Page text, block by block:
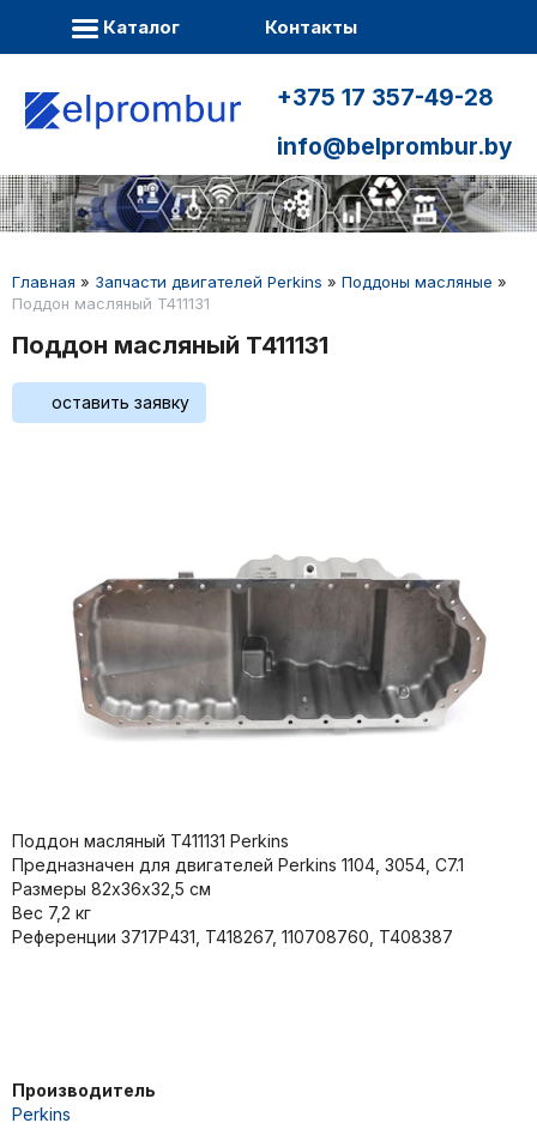
Каталог Контакты
+375 17 357-49-28
info@belprombur.by
Главная » Запчасти двигателей Perkins » Поддоны масляные »
Поддон масляный T411131
Поддон масляный T411131
оставить заявку
Поддон масляный T411131 Perkins
Предназначен для двигателей Perkins 1104, 3054, C7.1
Размеры 82x36х32,5 см
Вес 7,2 кг
Референции 3717P431, T418267, 110708760, T408387
Производитель
Perkins